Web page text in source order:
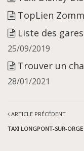
TopLien
Liste des
25/09/2019
Trouver un
28/01/2021
ARTICLE PRÉCÉDENT
TAXI LONGPONT-SUR-